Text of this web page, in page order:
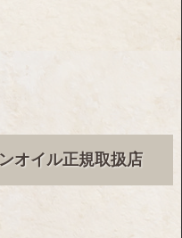
オイル正規取扱店